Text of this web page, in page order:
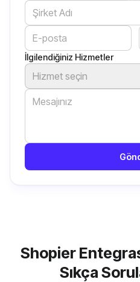
İlgilendiğiniz Hizmetler
Hizmet seçin
Shopier
Sıkça